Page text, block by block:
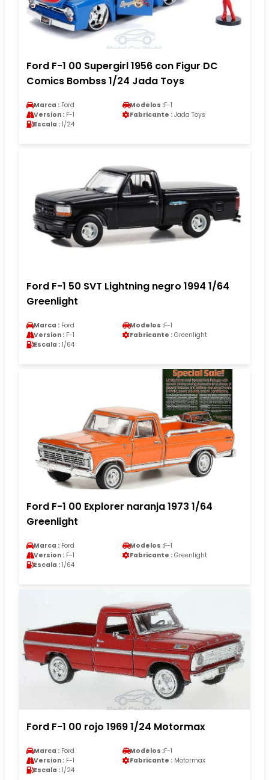
Ford F-1 00 Supergirl 1956 con Figur DC
Comics Bombss 1/24 Jada Toys
Marca : Ford Modelos :F-1
Version : F-1 Fabricante : Jada Toys
Escala : 1/24
Ford F-1 50 SVT Lightning negro 1994 1/64
Greenlight
Marca : Ford Modelos :F-1
Version : F-1 Fabricante : Greenlight
Escala : 1/64
Ford F-1 00 Explorer naranja 1973 1/64
Greenlight
Marca : Ford Modelos :F-1
Version : F-1 Fabricante : Greenlight
Escala : 1/64
Ford F-1 00 rojo 1969 1/24 Motormax
Marca : Ford Modelos :F-1
Version : F-1 Fabricante : Motormax
Escala : 1/24